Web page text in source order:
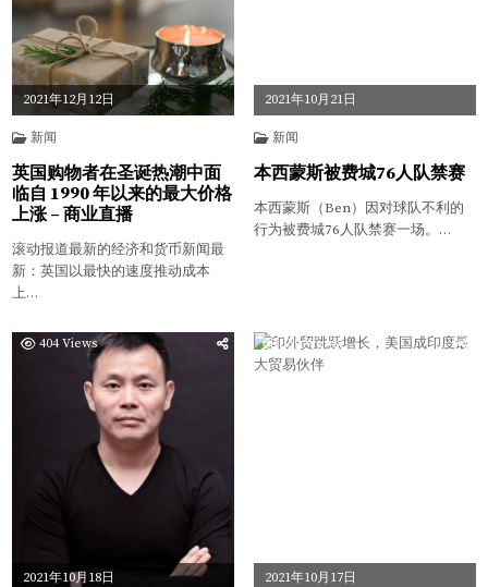
2021年12月12日
新闻
英国购物者在圣诞热潮中面
临自 1990 年以来的最大价格
上涨 – 商业直播
滚动报道最新的经济和货币新闻最
新：英国以最快的速度推动成本
上…
2021年10月21日
新闻
本西蒙斯被费城76人队禁赛
本西蒙斯（Ben）因对球队不利的
行为被费城76人队禁赛一场。…
404Views
2021年10月18日
359Views
2021年10月17日